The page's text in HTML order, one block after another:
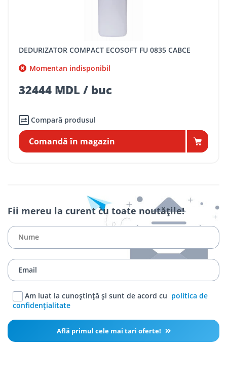
DEDURIZATOR COMPACT ECOSOFT FU 0835 CABCE
Momentan indisponibil
32444 MDL / buc
Compară produsul
Comandă în magazin
Fii mereu la curent cu toate noutățile!
Am luat la cunoștință și sunt de acord cu politica de
confidențialitate
Află primul cele mai tari oferte!